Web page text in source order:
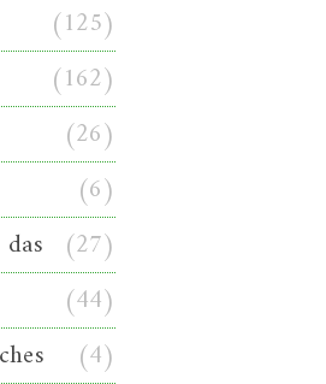
(125)
(162)
(26)
(6)
(27)
(44)
(4)